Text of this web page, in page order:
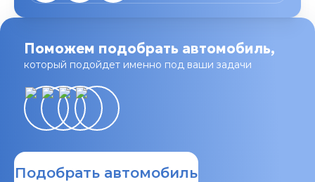
Поможем подобрать автомобиль,
который подойдет именно под ваши задачи
Подобрать автомобиль